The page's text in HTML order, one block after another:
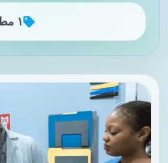
۱ مطلب